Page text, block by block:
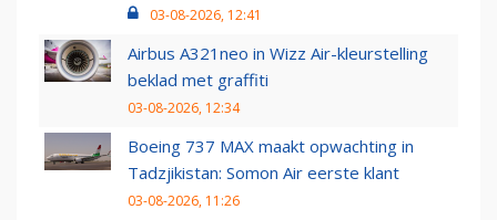
03-08-2026, 12:41
Airbus A321neo in Wizz Air-kleurstelling
beklad met graffiti
03-08-2026, 12:34
Boeing 737 MAX maakt opwachting in
Tadzjikistan: Somon Air eerste klant
03-08-2026, 11:26